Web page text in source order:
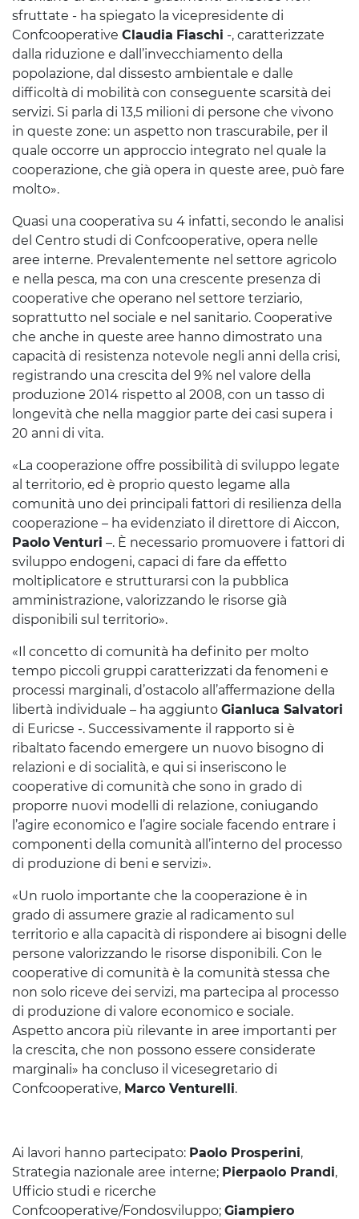
sfruttate - ha spiegato la vicepresidente di
Confcooperative Claudia Fiaschi -, caratterizzate
dalla riduzione e dall’invecchiamento della
popolazione, dal dissesto ambientale e dalle
difficoltà di mobilità con conseguente scarsità dei
servizi. Si parla di 13,5 milioni di persone che vivono
in queste zone: un aspetto non trascurabile, per il
quale occorre un approccio integrato nel quale la
cooperazione, che già opera in queste aree, può fare
molto».
Quasi una cooperativa su 4 infatti, secondo le analisi
del Centro studi di Confcooperative, opera nelle
aree interne. Prevalentemente nel settore agricolo
e nella pesca, ma con una crescente presenza di
cooperative che operano nel settore terziario,
soprattutto nel sociale e nel sanitario. Cooperative
che anche in queste aree hanno dimostrato una
capacità di resistenza notevole negli anni della crisi,
registrando una crescita del 9% nel valore della
produzione 2014 rispetto al 2008, con un tasso di
longevità che nella maggior parte dei casi supera i
20 anni di vita.
«La cooperazione offre possibilità di sviluppo legate
al territorio, ed è proprio questo legame alla
comunità uno dei principali fattori di resilienza della
cooperazione – ha evidenziato il direttore di Aiccon,
Paolo Venturi –. È necessario promuovere i fattori di
sviluppo endogeni, capaci di fare da effetto
moltiplicatore e strutturarsi con la pubblica
amministrazione, valorizzando le risorse già
disponibili sul territorio».
«Il concetto di comunità ha definito per molto
tempo piccoli gruppi caratterizzati da fenomeni e
processi marginali, d’ostacolo all’affermazione della
libertà individuale – ha aggiunto Gianluca Salvatori
di Euricse -. Successivamente il rapporto si è
ribaltato facendo emergere un nuovo bisogno di
relazioni e di socialità, e qui si inseriscono le
cooperative di comunità che sono in grado di
proporre nuovi modelli di relazione, coniugando
l’agire economico e l’agire sociale facendo entrare i
componenti della comunità all’interno del processo
di produzione di beni e servizi».
«Un ruolo importante che la cooperazione è in
grado di assumere grazie al radicamento sul
territorio e alla capacità di rispondere ai bisogni delle
persone valorizzando le risorse disponibili. Con le
cooperative di comunità è la comunità stessa che
non solo riceve dei servizi, ma partecipa al processo
di produzione di valore economico e sociale.
Aspetto ancora più rilevante in aree importanti per
la crescita, che non possono essere considerate
marginali» ha concluso il vicesegretario di
Confcooperative, Marco Venturelli.
Ai lavori hanno partecipato: Paolo Prosperini,
Strategia nazionale aree interne; Pierpaolo Prandi,
Ufficio studi e ricerche
Confcooperative/Fondosviluppo; Giampiero